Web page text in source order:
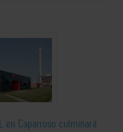
en Caparroso culminará